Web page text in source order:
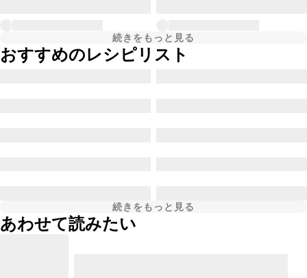
続きをもっと見る
おすすめのレシピリスト
続きをもっと見る
あわせて読みたい